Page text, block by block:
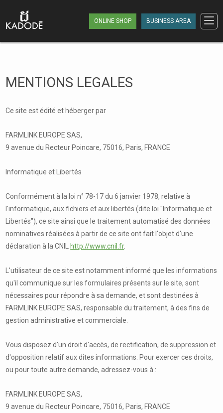
BUSINESS AREA
ONLINE SHOP
MENTIONS LEGALES
Ce site est édité et héberger par
FARMLINK EUROPE SAS,
9 avenue du Recteur Poincare, 75016, Paris, FRANCE
Informatique et Libertés
Conformément à la loi n° 78-17 du 6 janvier 1978, relative à
l'informatique, aux fichiers et aux libertés (dite loi "Informatique et
Libertés"), ce site ainsi que le traitement automatisé des données
nominatives réalisées à partir de ce site ont fait l'objet d'une
déclaration à la CNILhttp://www.cnil.fr.
L'utilisateur de ce site est notamment informé que les informations
qu'il communique sur les formulaires présents sur le site, sont
nécessaires pour répondre à sa demande, et sont destinées à
FARMLINK EUROPE SAS, responsable du traitement, à des fins de
gestion administrative et commerciale.
Vous disposez d'un droit d'accès, de rectification, de suppression et
d'opposition relatif aux dites informations. Pour exercer ces droits,
ou pour toute autre demande, adressez-vous à :
FARMLINK EUROPE SAS,
9 avenue du Recteur Poincare, 75016, Paris, FRANCE